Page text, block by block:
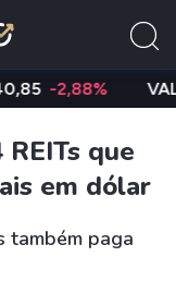
-2,88% VALE3
REITs que
em dólar
também paga